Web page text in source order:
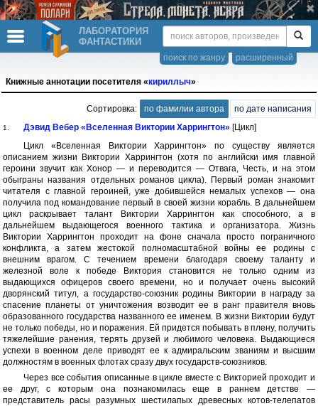
ЛАБОРАТОРИЯ
ФАНТАСТИКИ
расширенный
поиск по жанру
Книжные аннотации посетителя «кириллыч»
Сортировка: по фамилии автора по дате написания
1. Дэвид Вебер «Вселенная Виктории Харрингтон» [Цикл]
Цикл «Вселенная Виктории Харрингтон» по существу является
описанием жизни Виктории Харрингтон (хотя по английски имя главной
героини звучит как Хонор — и переводится — Отвага, Честь, и на этом
обыграны названия отдельных романов цикла). Первый роман знакомит
читателя с главной героиней, уже добившейся немалых успехов — она
получила под командование первый в своей жизни корабль. В дальнейшем
цикл раскрывает талант Виктории Харрингтон как способного, а в
дальнейшем выдающегося военного тактика и организатора. Жизнь
Виктории Харрингтон проходит на фоне сначала просто пограничного
конфликта, а затем жестокой полномасштабной войны ее родины с
внешним врагом. С течением времени благодаря своему таланту и
железной воле к победе Виктория становится не только одним из
выдающихся офицеров своего времени, но и получает очень высокий
дворянский титул, а государство-союзник родины Виктории в награду за
спасение планеты от уничтожения возводит ее в ранг правителя вновь
образованного государства названного ее именем. В жизни Виктории будут
не только победы, но и поражения. Ей придется побывать в плену, получить
тяжелейшие ранения, терять друзей и любимого человека. Выдающиеся
успехи в военном деле приводят ее к адмиральским званиям и высшим
должностям в военных флотах сразу двух государств-союзников.
Через все события описанные в цикле вместе с Викторией проходит и
ее друг, с которым она познакомилась еще в раннем детстве —
представитель расы разумных шестилапых древесных котов-телепатов